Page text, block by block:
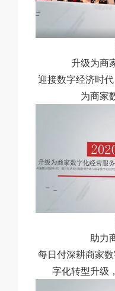
升级为商
迎接数字经济时代
为商家
助力
每日付深耕商家
字化转型升级